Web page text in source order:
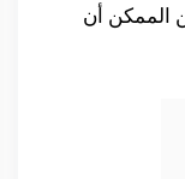
الممكن أن